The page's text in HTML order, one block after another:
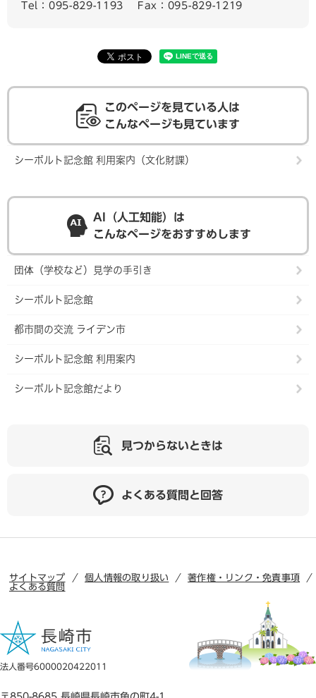
Tel：095-829-1193
Fax：095-829-1219
このページを見ている人は
こんなページも見ています
シーボルト記念館 利用案内（文化財課）
AI（人工知能）は
こんなページをおすすめします
団体（学校など）見学の手引き
シーボルト記念館
都市間の交流 ライデン市
シーボルト記念館 利用案内
シーボルト記念館だより
見つからないときは
よくある質問と回答
サイトマップ 個人情報の取り扱い
著作権・リンク・免責事項
よくある質問
法人番号6000020422011